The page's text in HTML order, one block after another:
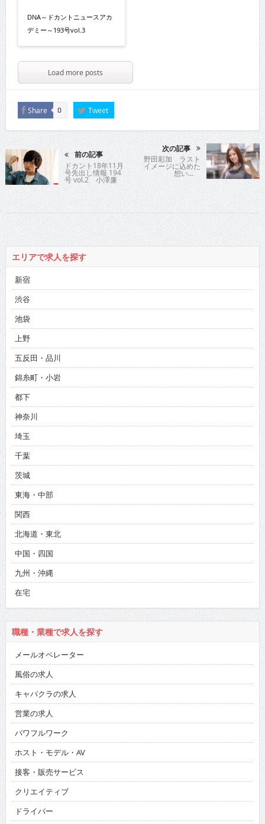
DNA～ドカントニュースアカ
デミー～193号vol.3
Load more posts
Share 0 Tweet
前の記事
ドカント18年11月
号先出し情報 194
号 vol.2 小澤廉
次の記事
野田彩加 ラスト
イメージに込めた
想い…
エリアで求人を探す
新宿
渋谷
池袋
上野
五反田・品川
錦糸町・小岩
都下
神奈川
埼玉
千葉
茨城
東海・中部
関西
北海道・東北
中国・四国
九州・沖縄
在宅
職種・業種で求人を探す
メールオペレーター
風俗の求人
キャバクラの求人
営業の求人
パワフルワーク
ホスト・モデル・AV
接客・販売サービス
クリエイティブ
ドライバー